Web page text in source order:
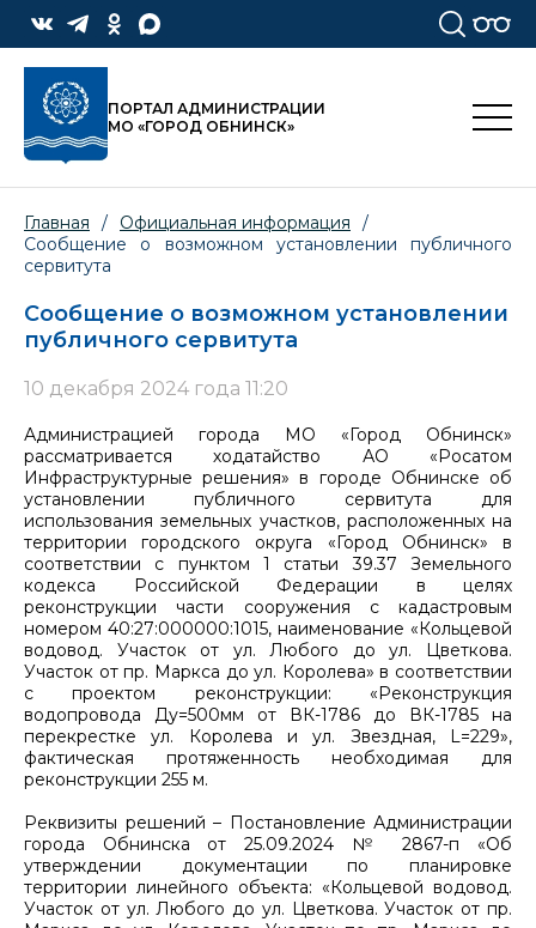
ПОРТАЛ АДМИНИСТРАЦИИ
МО «ГОРОД ОБНИНСК»
Главная / Официальная информация
/
Сообщение о возможном установлении публичного
сервитута
Сообщение о возможном установлении
публичного сервитута
10 декабря 2024 года 11:20
Администрацией города МО «Город Обнинск»
рассматривается ходатайство АО «Росатом
Инфраструктурные решения» в городе Обнинске об
установлении публичного сервитута для
использования земельных участков, расположенных на
территории городского округа «Город Обнинск» в
соответствии с пунктом 1 статьи 39.37 Земельного
кодекса Российской Федерации в целях
реконструкции части сооружения с кадастровым
номером 40:27:000000:1015, наименование «Кольцевой
водовод. Участок от ул. Любого до ул. Цветкова.
Участок от пр. Маркса до ул. Королева» в соответствии
с проектом реконструкции: «Реконструкция
водопровода Ду=500мм от ВК-1786 до ВК-1785 на
перекрестке ул. Королева и ул. Звездная, L=229»,
фактическая протяженность необходимая для
реконструкции 255 м.
Реквизиты решений – Постановление Администрации
города Обнинска от 25.09.2024 № 2867-п «Об
утверждении документации по планировке
территории линейного объекта: «Кольцевой водовод.
Участок от ул. Любого до ул. Цветкова. Участок от пр.